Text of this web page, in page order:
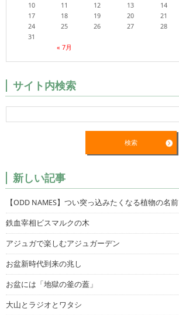
« 7月
10
11 12 13 14
17
18 19 20 21
24
25 26 27 28
31
サイト内検索
新しい記事
【ODD NAMES】つい突っ込みたくなる植物の名前
鉄血宰相ビスマルクの木
アジュガで楽しむアジュガーデン
お盆新時代到来の兆し
お盆には「地獄の釜の蓋」
大山とラジオとワタシ